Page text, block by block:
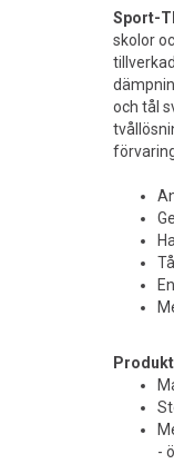
Sport-
skolor
och tål
-